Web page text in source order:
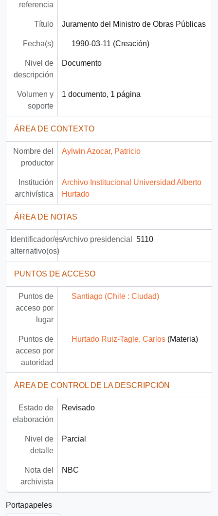
referencia
Título Juramento del Ministro de Obras Públicas
Fecha(s) 1990-03-11 (Creación)
Nivel de
descripción
Documento
Volumen y
soporte
1 documento, 1 página
ÁREA DE CONTEXTO
Nombre del
productor
Aylwin Azocar, Patricio
Institución
archivística
Archivo Institucional Universidad Alberto
Hurtado
ÁREA DE NOTAS
Identificador/es
alternativo(os)
Archivo presidencial 5110
PUNTOS DE ACCESO
Puntos de
acceso por
lugar
Santiago (Chile : Ciudad)
Puntos de
acceso por
autoridad
Hurtado Ruiz-Tagle, Carlos(Materia)
ÁREA DE CONTROL DE LA DESCRIPCIÓN
Estado de
elaboración
Revisado
Nivel de
detalle
Parcial
Nota del
archivista
NBC
Portapapeles